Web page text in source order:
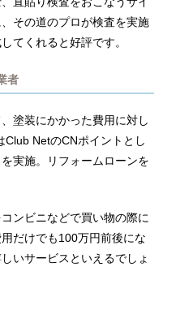
その道のプロが検査を実施
てくれると好評です。
者
塗装にかかった費用に対し
Club NetのCNポイントとし
実施。リフォームローンを
ンビニなどで買い物の際に
だけでも100万円前後にな
いサービスといえるでしょ